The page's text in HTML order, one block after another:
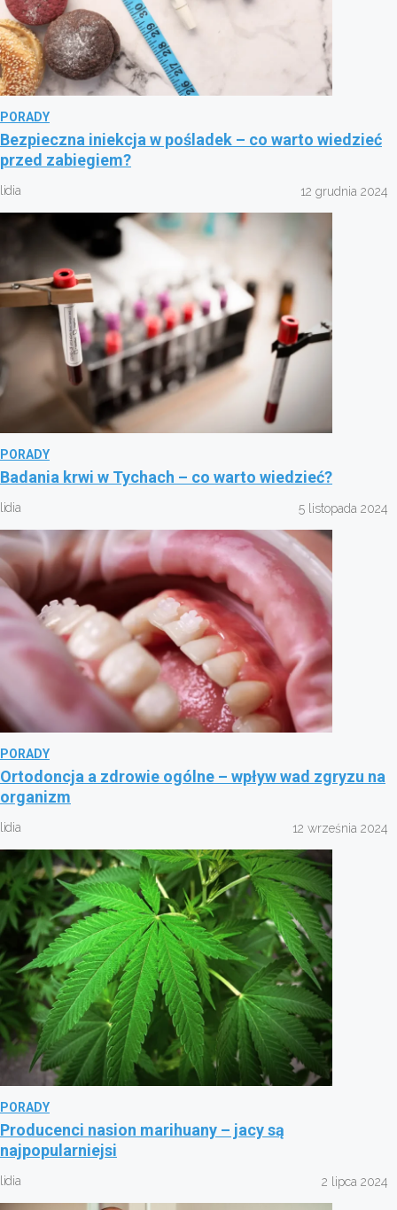
PORADY
Bezpieczna iniekcja w pośladek – co warto wiedzieć
przed zabiegiem?
lidia 12 grudnia 2024
PORADY
Badania krwi w Tychach – co warto wiedzieć?
lidia 5 listopada 2024
PORADY
Ortodoncja a zdrowie ogólne – wpływ wad zgryzu na
organizm
lidia 12 września 2024
PORADY
Producenci nasion marihuany – jacy są
najpopularniejsi
lidia 2 lipca 2024